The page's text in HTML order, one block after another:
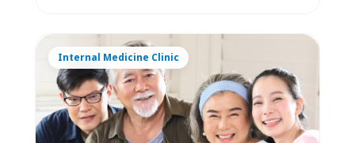
Internal Medicine Clinic